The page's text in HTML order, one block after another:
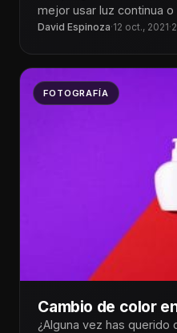
mejor usar luz continua o
anticipado que no hay
David Espinoza·12 oct., 2021·
FOTOGRAFÍA
Cambio de color
¿Alguna vez has querido